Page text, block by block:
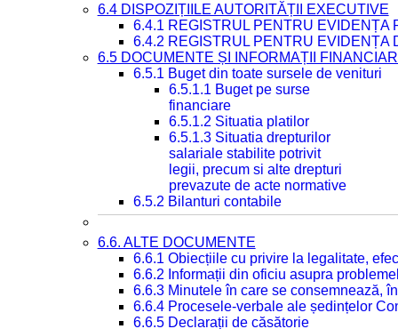
6.4 DISPOZIȚIILE AUTORITĂȚII EXECUTIVE
6.4.1 REGISTRUL PENTRU EVIDENȚA
6.4.2 REGISTRUL PENTRU EVIDENȚA
6.5 DOCUMENTE ȘI INFORMAȚII
6.5.1 Buget din toate sursele de venituri
6.5.1.1 Buget pe surse
financiare
6.5.1.2 Situatia platilor
6.5.1.3 Situatia drepturilor
salariale stabilite potrivit
legii, precum si alte drepturi
prevazute de acte normative
6.5.2 Bilanturi contabile
6.6. ALTE DOCUMENTE
6.6.1 Obiecțiile cu privire la legalitate,
6.6.2 Informații din oficiu asupra
6.6.3 Minutele în care se consemnează,
6.6.4 Procesele-verbale ale ședințelor
6.6.5 Declarații de căsătorie